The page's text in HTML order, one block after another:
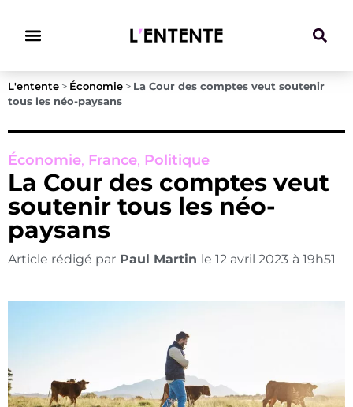
L'entente > Économie > La Cour des comptes veut soutenir
tous les néo-paysans
Économie, France, Politique
La Cour des comptes veut
soutenir tous les néo-
paysans
Article rédigé par Paul Martin le 12 avril 2023 à 19h51